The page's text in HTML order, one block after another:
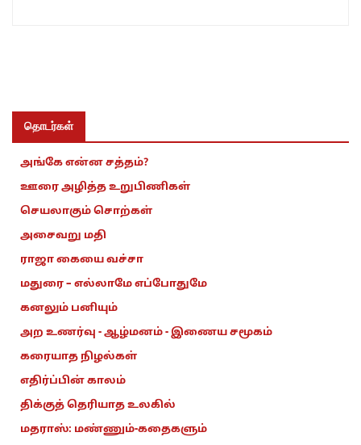
தொடர்கள்
அங்கே என்ன சத்தம்?
ஊரை அழித்த உறுபிணிகள்
செயலாகும் சொற்கள்
அசைவறு மதி
ராஜா கையை வச்சா
மதுரை – எல்லாமே எப்போதுமே
கனலும் பனியும்
அற உணர்வு - ஆழ்மனம் - இணைய சமூகம்
கரையாத நிழல்கள்
எதிர்ப்பின் காலம்
திக்குத் தெரியாத உலகில்
மதராஸ்: மண்ணும்-கதைகளும்